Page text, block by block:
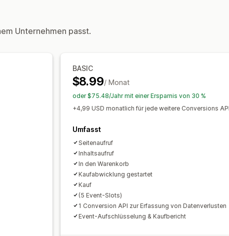
Unternehmen passt.
BASIC
$8.99/ Monat
oder $75.48/Jahr mit einer Ersparnis von 30 %
+4,99 USD monatlich für jede weitere Conversions API
Umfasst
Seitenaufruf
Inhaltsaufruf
In den Warenkorb
Kaufabwicklung gestartet
Kauf
(5 Event-Slots)
1 Conversion API zur Erfassung von Datenverlusten
Event-Aufschlüsselung & Kaufbericht